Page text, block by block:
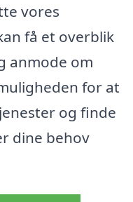
vores
få et overblik
anmode om
for at
og finde
dine behov